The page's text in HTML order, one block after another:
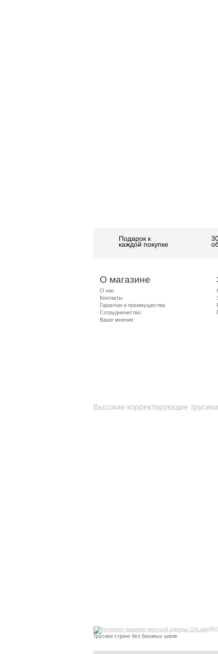
Высокие корректирующие
Подарок к
каждой покупке
О магазине
О нас
Контакты
Гарантии и преимущества
Сотрудничество
Ваше мнение
трусики стринг без боковых швов